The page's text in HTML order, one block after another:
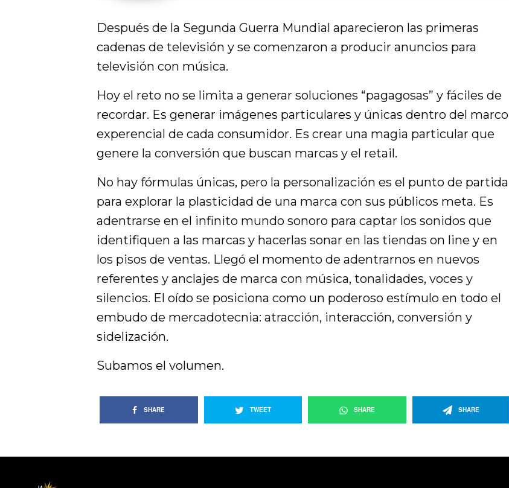
Después de la Segunda Guerra Mundial aparecieron las primeras
cadenas de televisión y se comenzaron a producir anuncios para
televisión con música.
Hoy el reto no se limita a generar soluciones “pagagosas” y fáciles de
recordar. Es generar imágenes particulares y únicas dentro del marco
experencial de cada consumidor. Es crear una magia particular que
genere la conversión que buscan marcas y el retail.
No hay fórmulas únicas, pero la personalización es el punto de partida
para explorar la plasticidad de una marca con sus públicos meta. Es
adentrarse en el infinito mundo sonoro para captar los sonidos que
identifiquen a las marcas y hacerlas sonar en las tiendas on line y en
los pisos de ventas. Llegó el momento de adentrarnos en nuevos
referentes y anclajes de marca con música, tonalidades, voces y
silencios. El oído se posiciona como un poderoso estímulo en todo el
embudo de mercadotecnia: atracción, interacción, conversión y
sidelización.
Subamos el volumen.
SHARE TWEET SHARE SHARE